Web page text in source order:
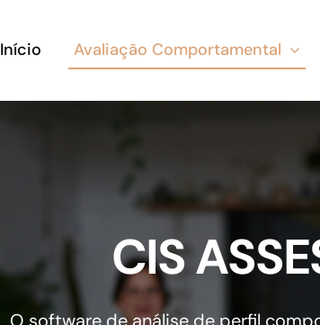
Início Avaliação Comportamental
CIS